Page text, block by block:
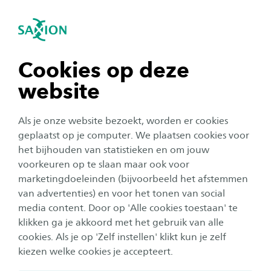
Cookies op deze
website
Als je onze website bezoekt, worden er cookies
geplaatst op je computer. We plaatsen cookies voor
het bijhouden van statistieken en om jouw
voorkeuren op te slaan maar ook voor
marketingdoeleinden (bijvoorbeeld het afstemmen
van advertenties) en voor het tonen van social
media content. Door op 'Alle cookies toestaan' te
klikken ga je akkoord met het gebruik van alle
cookies. Als je op 'Zelf instellen' klikt kun je zelf
kiezen welke cookies je accepteert.
Navigatie openen
tonen
tonen
tonen
tonen
sluiten
Relevante Praktijkomgeving
Om te kunnen starten met een groot deel van
de deeltijdopleidingen bij Saxion, heb je een
relevante praktijkomgeving (RPO) nodig. Dit is
een organisatie in het werkveld van je opleiding
waar je de beroepsproducten voor de opleiding
op hbo-niveau kunt opstellen.
Waar moet een relevante praktijkomgeving aan